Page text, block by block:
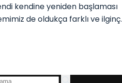
kendine yeniden başlaması
de oldukça farklı ve ilginç.